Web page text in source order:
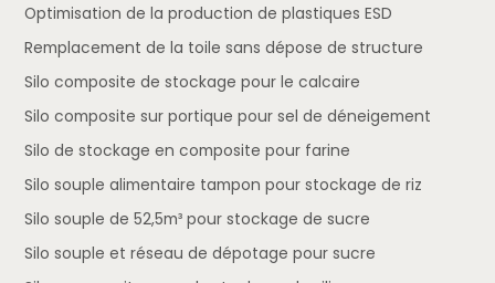
Optimisation de la production de plastiques ESD
Remplacement de la toile sans dépose de structure
Silo composite de stockage pour le calcaire
Silo composite sur portique pour sel de déneigement
Silo de stockage en composite pour farine
Silo souple alimentaire tampon pour stockage de riz
Silo souple de 52,5m³ pour stockage de sucre
Silo souple et réseau de dépotage pour sucre